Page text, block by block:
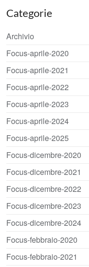
Categorie
Archivio
Focus-aprile-2020
Focus-aprile-2021
Focus-aprile-2022
Focus-aprile-2023
Focus-aprile-2024
Focus-aprile-2025
Focus-dicembre-2020
Focus-dicembre-2021
Focus-dicembre-2022
Focus-dicembre-2023
Focus-dicembre-2024
Focus-febbraio-2020
Focus-febbraio-2021